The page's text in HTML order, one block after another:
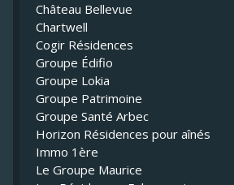
Château Bellevue
Chartwell
Cogir Résidences
Groupe Édifio
Groupe Lokia
Groupe Patrimoine
Groupe Santé Arbec
Horizon Résidences pour aînés
Immo 1ère
Le Groupe Maurice